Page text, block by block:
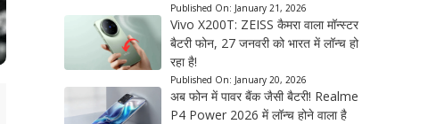
Published On: January 21, 2026
Vivo X200T: ZEISS कैमरा वाला मॉन्स्टर
बैटरी फोन, 27 जनवरी को भारत में लॉन्च हो
रहा है!
Published On: January 20, 2026
अब फोन में पावर बैंक जैसी बैटरी! Realme
P4 Power 2026 में लॉन्च होने वाला है